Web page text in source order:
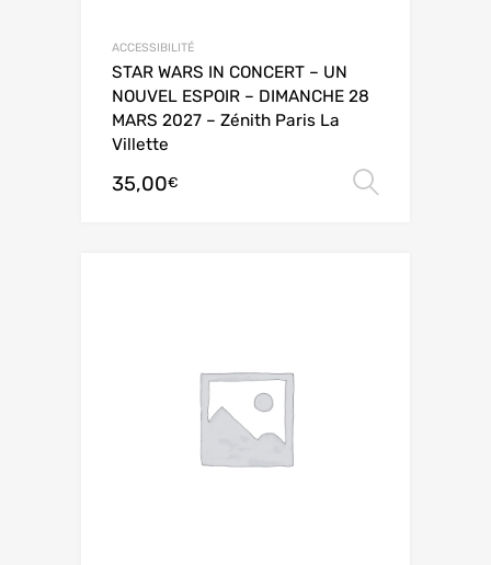
ACCESSIBILITÉ
STAR WARS IN CONCERT – UN
NOUVEL ESPOIR – DIMANCHE 28
MARS 2027 – Zénith Paris La
Villette
35,00€